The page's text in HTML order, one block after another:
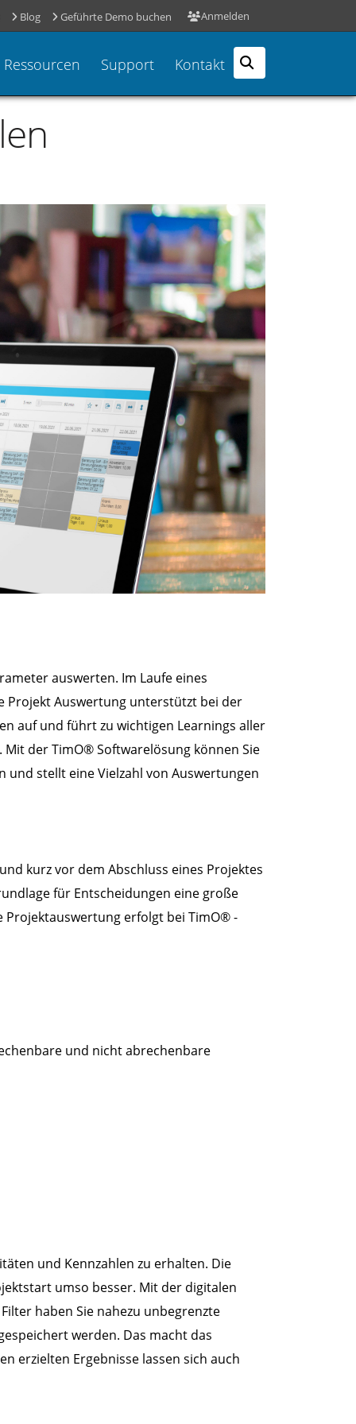
Anmelden
Blog Geführte Demo buchen
Ressourcen Support Kontakt
auswerten. Im Laufe eines
Projekt Auswertung unterstützt bei der
auf und führt zu wichtigen Learnings aller
der TimO® Softwarelösung können Sie
stellt eine Vielzahl von Auswertungen
kurz vor dem Abschluss eines Projektes
für Entscheidungen eine große
Projektauswertung erfolgt bei TimO® -
und nicht abrechenbare
und Kennzahlen zu erhalten. Die
umso besser. Mit der digitalen
haben Sie nahezu unbegrenzte
werden. Das macht das
erzielten Ergebnisse lassen sich auch